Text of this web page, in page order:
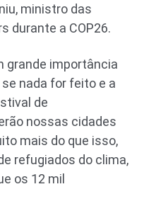
ministro das
durante a COP26.
grande importância
nada for feito e a
de
nossas cidades
mais do que isso,
refugiados do clima,
os 12 mil